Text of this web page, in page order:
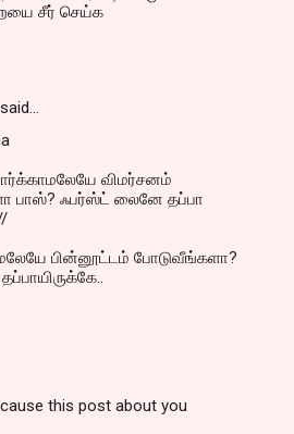
சீர் செய்க
said…
விமர்சனம்
பாஸ்? ஃபர்ஸ்ட் லைனே தப்பா
பின்னூட்டம் போடுவீங்களா?
this post about you